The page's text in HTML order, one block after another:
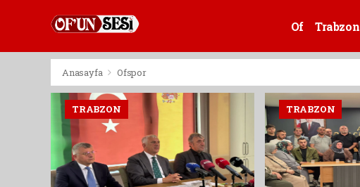
Of Trabzon
Anasayfa Ofspor
TRABZON TRABZON